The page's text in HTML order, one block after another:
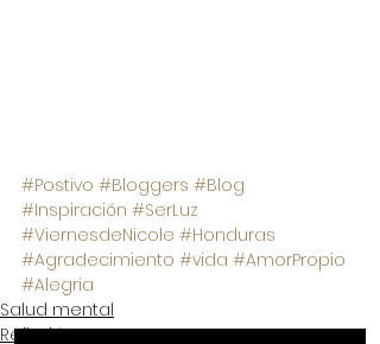
#Postivo #Bloggers #Blog
#Inspiración #SerLuz
#ViernesdeNicole #Honduras
#Agradecimiento #vida #AmorPropio
#Alegria
Salud mental
Reflexión